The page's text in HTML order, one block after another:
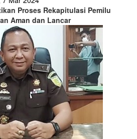
Proses Rekapitulasi Pemilu
Aman dan Lancar